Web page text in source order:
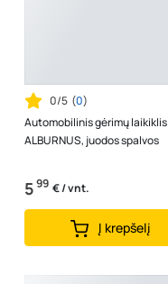
0/5 (0)
Automobilinis gėrimų laikiklis
ALBURNUS, juodos spalvos
599 € / vnt.
Į krepšelį